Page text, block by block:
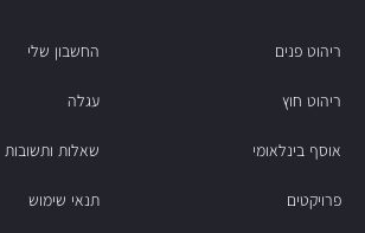
ריהוט פנים
ריהוט חוץ
אוסף בינלאומי
פרויקטים
החשבון שלי
עגלה
שאלות ותשובות
תנאי שימוש